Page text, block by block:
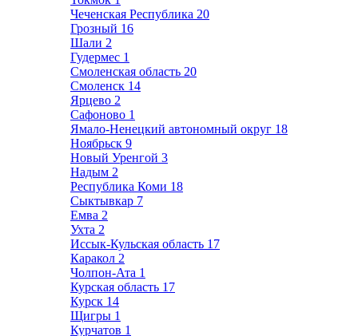
Чеченская Республика 20
Грозный 16
Шали 2
Гудермес 1
Смоленская область 20
Смоленск 14
Ярцево 2
Сафоново 1
Ямало-Ненецкий автономный округ 18
Ноябрьск 9
Новый Уренгой 3
Надым 2
Республика Коми 18
Сыктывкар 7
Емва 2
Ухта 2
Иссык-Кульская область 17
Каракол 2
Чолпон-Ата 1
Курская область 17
Курск 14
Щигры 1
Курчатов 1